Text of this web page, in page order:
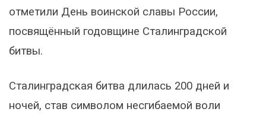
отметили День воинской славы России,
посвящённый годовщине Сталинградской
битвы.
Сталинградская битва длилась 200 дней и
ночей, став символом несгибаемой воли